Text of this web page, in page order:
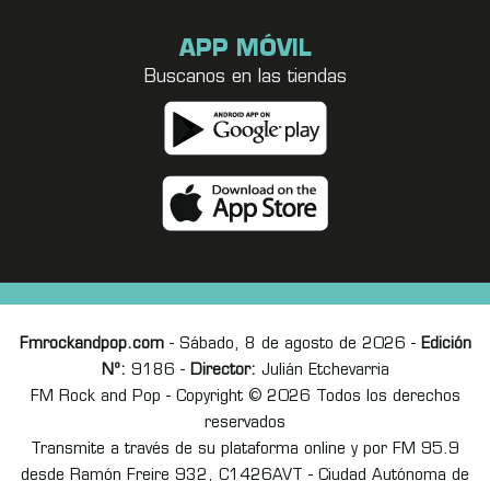
APP MÓVIL
Buscanos en las tiendas
Fmrockandpop.com- Sábado, 8 de agosto de 2026 - Edición
Nº: 9186 - Director: Julián Etchevarria
FM Rock and Pop - Copyright © 2026 Todos los derechos
reservados
Transmite a través de su plataforma online y por FM 95.9
desde Ramón Freire 932, C1426AVT - Ciudad Autónoma de